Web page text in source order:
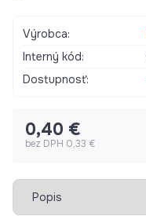
Výrobca:
Interný kód:
Dostupnosť:
0,40 €
bez DPH 0,33 €
Vybrať záložku